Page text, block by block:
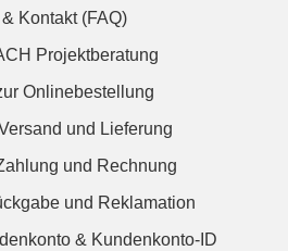
Kontakt (FAQ)
Projektberatung
Onlinebestellung
und Lieferung
und Rechnung
und Reklamation
& Kundenkonto-ID